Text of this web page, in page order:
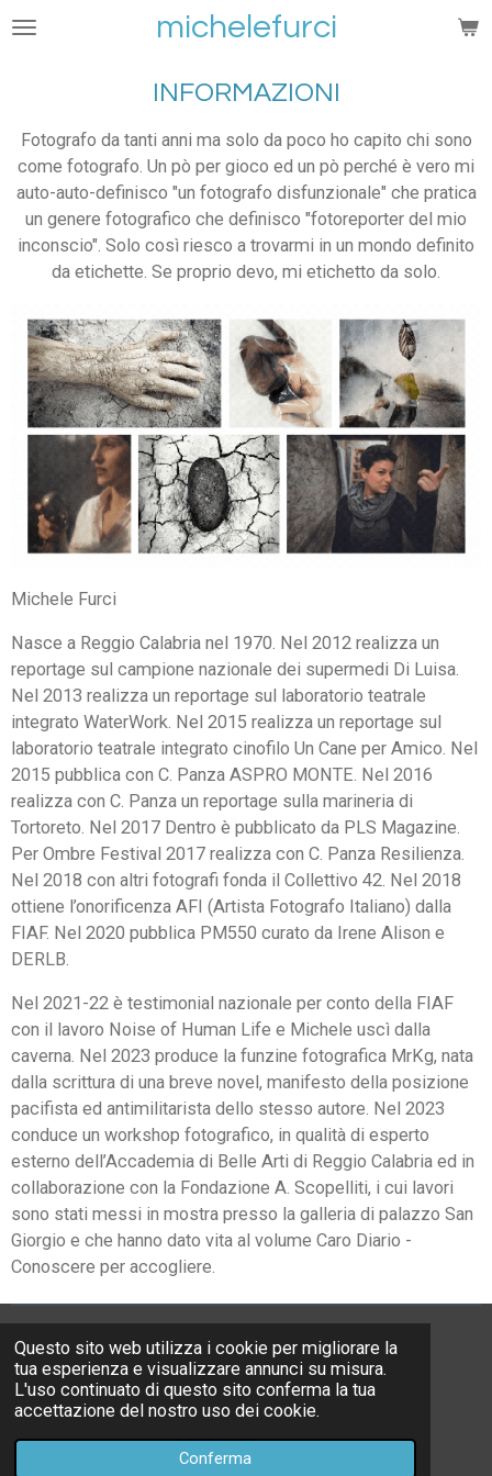
Questo sito web utilizza i cookie per migliorare la
tua esperienza e visualizzare annunci su misura.
L'uso continuato di questo sito conferma la tua
accettazione del nostro uso dei cookie.
Conferma
Vai
michelefurci
INFORMAZIONI
Fotografo da tanti anni ma solo da poco ho capito chi sono
come fotografo. Un pò per gioco ed un pò perché è vero mi
auto-auto-definisco "un fotografo disfunzionale" che pratica
un genere fotografico che definisco "fotoreporter del mio
inconscio". Solo così riesco a trovarmi in un mondo definito
da etichette. Se proprio devo, mi etichetto da solo.
Michele Furci
Nasce a Reggio Calabria nel 1970. Nel 2012 realizza un
reportage sul campione nazionale dei supermedi Di Luisa.
Nel 2013 realizza un reportage sul laboratorio teatrale
integrato WaterWork. Nel 2015 realizza un reportage sul
laboratorio teatrale integrato cinofilo Un Cane per Amico. Nel
2015 pubblica con C. Panza ASPRO MONTE. Nel 2016
realizza con C. Panza un reportage sulla marineria di
Tortoreto. Nel 2017 Dentro è pubblicato da PLS Magazine.
Per Ombre Festival 2017 realizza con C. Panza Resilienza.
Nel 2018 con altri fotografi fonda il Collettivo 42. Nel 2018
ottiene l’onorificenza AFI (Artista Fotografo Italiano) dalla
FIAF. Nel 2020 pubblica PM550 curato da Irene Alison e
DERLB.
Nel 2021-22 è testimonial nazionale per conto della FIAF
con il lavoro Noise of Human Life e Michele uscì dalla
caverna. Nel 2023 produce la funzine fotografica MrKg, nata
dalla scrittura di una breve novel, manifesto della posizione
pacifista ed antimilitarista dello stesso autore. Nel 2023
conduce un workshop fotografico, in qualità di esperto
esterno dell’Accademia di Belle Arti di Reggio Calabria ed in
collaborazione con la Fondazione A. Scopelliti, i cui lavori
sono stati messi in mostra presso la galleria di palazzo San
Giorgio e che hanno dato vita al volume Caro Diario -
Conoscere per accogliere.
F
a
c
e
b
I
n
s
t
a
W
h
a
t
s
email:info@michelefurci.com